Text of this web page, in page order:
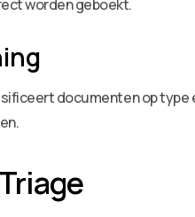
worden geboekt.
documenten op type